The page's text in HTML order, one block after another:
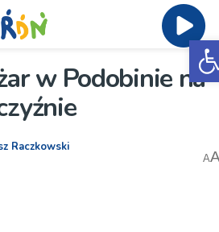
w Podobinie na
Raczkowski
A